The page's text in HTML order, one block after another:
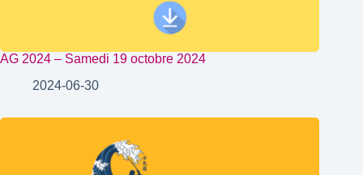
AG 2024 – Samedi 19 octobre 2024
2024-06-30